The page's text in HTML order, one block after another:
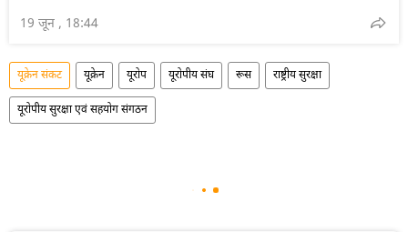
19 जून , 18:44
यूक्रेन संकट यूक्रेन यूरोप यूरोपीय संघ रूस राष्ट्रीय सुरक्षा
यूरोपीय सुरक्षा एवं सहयोग संगठन